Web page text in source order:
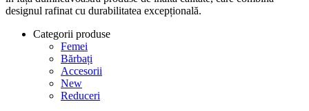
designul rafinat cu durabilitatea excepțională.
Categorii produse
Femei
Bărbați
Accesorii
New
Reduceri